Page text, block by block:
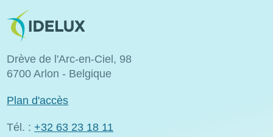
Image
Drève de l'Arc-en-Ciel, 98
6700 Arlon - Belgique
Plan d'accès
Tél. : +32 63 23 18 11